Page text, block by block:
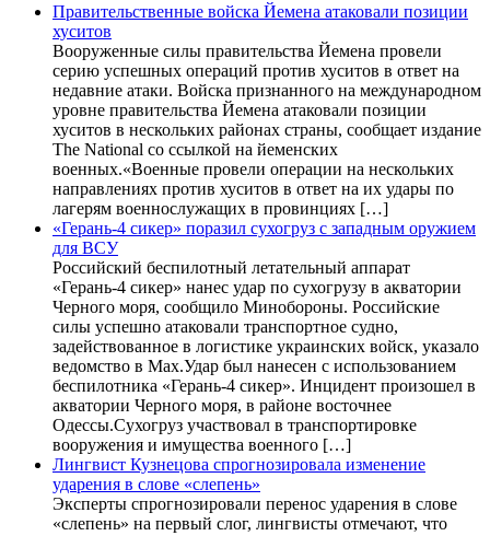
Правительственные войска Йемена атаковали позиции
хуситов
Вооруженные силы правительства Йемена провели
серию успешных операций против хуситов в ответ на
недавние атаки. Войска признанного на международном
уровне правительства Йемена атаковали позиции
хуситов в нескольких районах страны, сообщает издание
The National со ссылкой на йеменских
военных.«Военные провели операции на нескольких
направлениях против хуситов в ответ на их удары по
лагерям военнослужащих в провинциях […]
«Герань-4 сикер» поразил сухогруз с западным оружием
для ВСУ
Российский беспилотный летательный аппарат
«Герань-4 сикер» нанес удар по сухогрузу в акватории
Черного моря, сообщило Минобороны. Российские
силы успешно атаковали транспортное судно,
задействованное в логистике украинских войск, указало
ведомство в Max.Удар был нанесен с использованием
беспилотника «Герань-4 сикер». Инцидент произошел в
акватории Черного моря, в районе восточнее
Одессы.Сухогруз участвовал в транспортировке
вооружения и имущества военного […]
Лингвист Кузнецова спрогнозировала изменение
ударения в слове «слепень»
Эксперты спрогнозировали перенос ударения в слове
«слепень» на первый слог, лингвисты отмечают, что